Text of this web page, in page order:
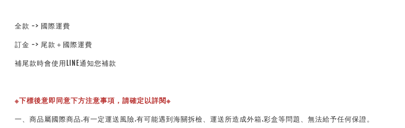
全款 -> 國際運費
訂金 -> 尾款＋國際運費
補尾款時會使用LINE通知您補款
※下標後意即同意下方注意事項，請確定以詳閱※
一、商品屬國際商品.有一定運送風險.有可能遇到海關拆檢、運送所造成外箱.彩盒等問題、無法給予任何保證。